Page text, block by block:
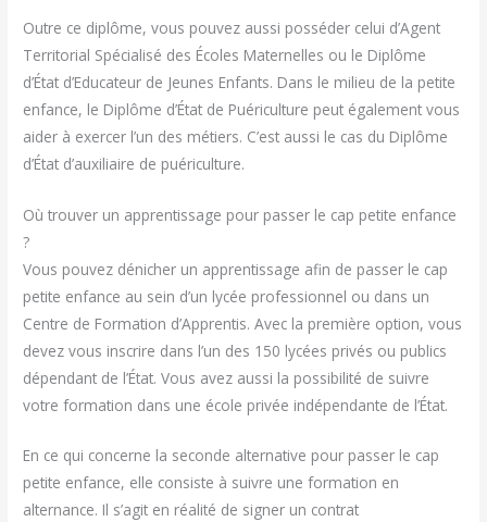
Outre ce diplôme, vous pouvez aussi posséder celui d’Agent
Territorial Spécialisé des Écoles Maternelles ou le Diplôme
d’État d’Educateur de Jeunes Enfants. Dans le milieu de la petite
enfance, le Diplôme d’État de Puériculture peut également vous
aider à exercer l’un des métiers. C’est aussi le cas du Diplôme
d’État d’auxiliaire de puériculture.
Où trouver un apprentissage pour passer le cap petite enfance
?
Vous pouvez dénicher un apprentissage afin de passer le cap
petite enfance au sein d’un lycée professionnel ou dans un
Centre de Formation d’Apprentis. Avec la première option, vous
devez vous inscrire dans l’un des 150 lycées privés ou publics
dépendant de l’État. Vous avez aussi la possibilité de suivre
votre formation dans une école privée indépendante de l’État.
En ce qui concerne la seconde alternative pour passer le cap
petite enfance, elle consiste à suivre une formation en
alternance. Il s’agit en réalité de signer un contrat